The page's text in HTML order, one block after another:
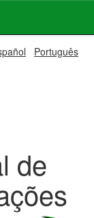
Português
de